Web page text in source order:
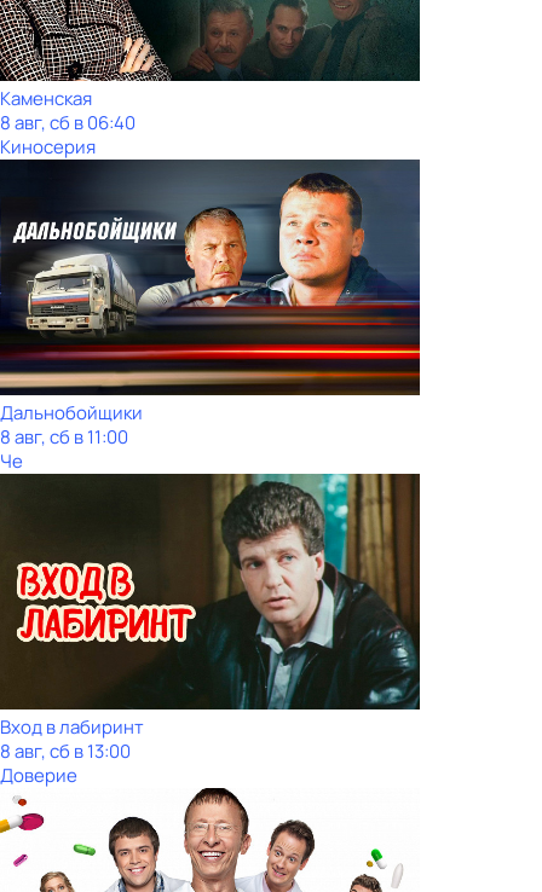
Каменская
8 авг, сб в 06:40
Киносерия
Дальнобойщики
8 авг, сб в 11:00
Че
Вход в лабиринт
8 авг, сб в 13:00
Доверие